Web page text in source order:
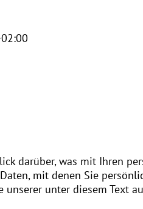
darüber, was mit Ihren
mit denen Sie
unter diesem Text